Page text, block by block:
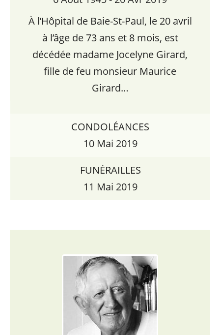
À l’Hôpital de Baie-St-Paul, le 20 avril
à l’âge de 73 ans et 8 mois, est
décédée madame Jocelyne Girard,
fille de feu monsieur Maurice
Girard…
CONDOLÉANCES
10 Mai 2019
FUNÉRAILLES
11 Mai 2019